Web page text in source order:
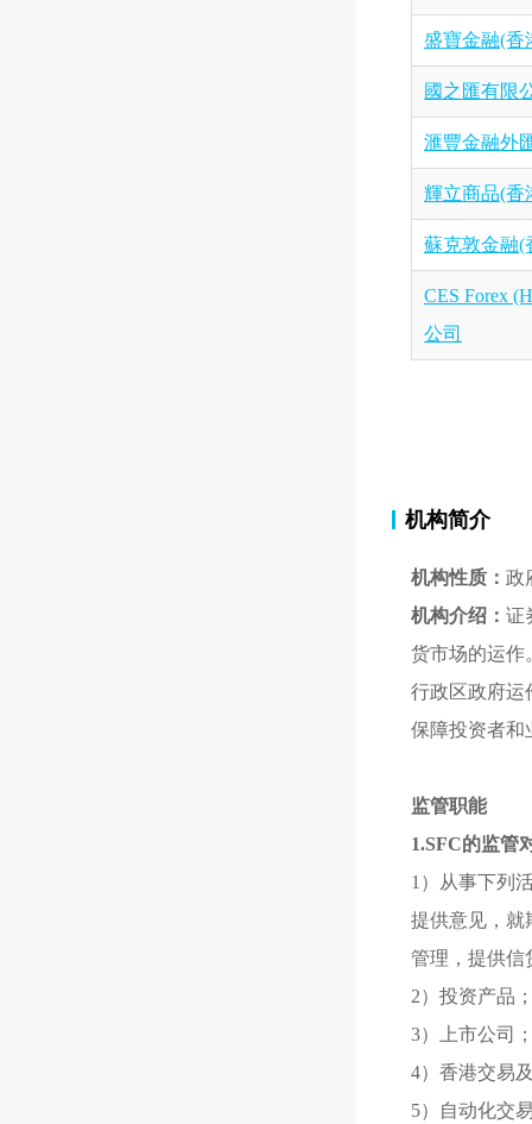
盛寶金融(香
國之匯有限
滙豐金融外
輝立商品(香
蘇克敦金融(
CES Forex
公司
机构简介
机构性质： 政
机构介绍： 证
货市场的运作
行政区政府运
保障投资者和
监管职能
1.SFC的监管
1）从事下列
提供意见，就
管理，提供信
2）投资产品
3）
上市公司
4）香港交易
5）自动化交